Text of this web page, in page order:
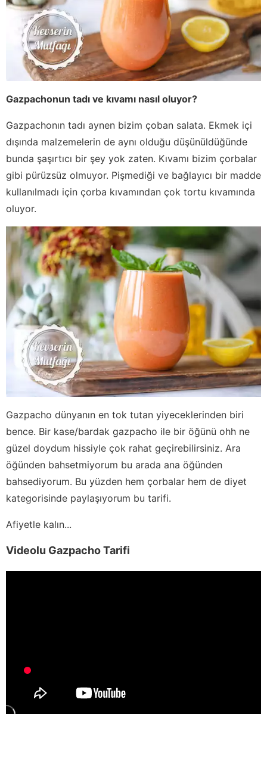
Gazpachonun tadı ve kıvamı nasıl oluyor?
Gazpachonın tadı aynen bizim çoban salata. Ekmek içi
dışında malzemelerin de aynı olduğu düşünüldüğünde
bunda şaşırtıcı bir şey yok zaten. Kıvamı bizim çorbalar
gibi pürüzsüz olmuyor. Pişmediği ve bağlayıcı bir madde
kullanılmadı için çorba kıvamından çok tortu kıvamında
oluyor.
Gazpacho dünyanın en tok tutan yiyeceklerinden biri
bence. Bir kase/bardak gazpacho ile bir öğünü ohh ne
güzel doydum hissiyle çok rahat geçirebilirsiniz. Ara
öğünden bahsetmiyorum bu arada ana öğünden
bahsediyorum. Bu yüzden hem çorbalar hem de diyet
kategorisinde paylaşıyorum bu tarifi.
Afiyetle kalın...
Videolu Gazpacho Tarifi